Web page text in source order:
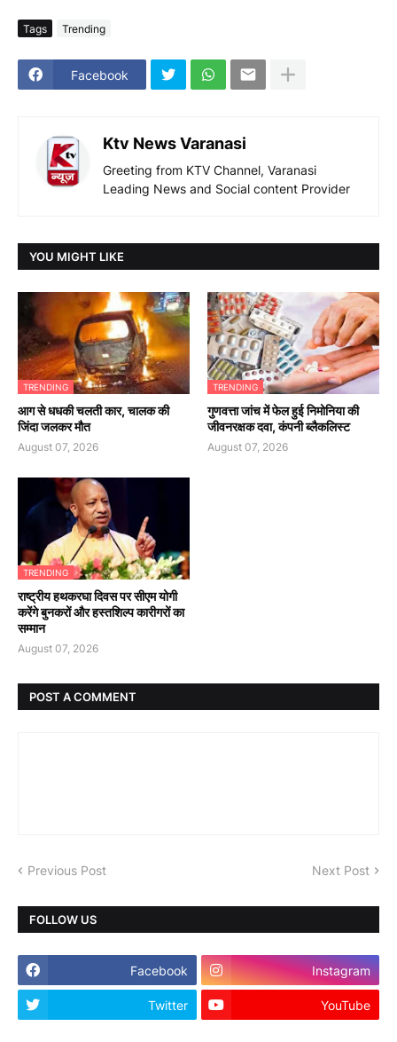
Tags Trending
Facebook
Ktv News Varanasi
Greeting from KTV Channel, Varanasi
Leading News and Social content Provider
YOU MIGHT LIKE
TRENDING
आग से धधकी चलती कार, चालक की
जिंदा जलकर मौत
August 07, 2026
TRENDING
गुणवत्ता जांच में फेल हुई निमोनिया की
जीवनरक्षक दवा, कंपनी ब्लैकलिस्ट
August 07, 2026
TRENDING
राष्ट्रीय हथकरघा दिवस पर सीएम योगी
करेंगे बुनकरों और हस्तशिल्प कारीगरों का
सम्मान
August 07, 2026
POST A COMMENT
Previous Post Next Post
FOLLOW US
Facebook Instagram
Twitter YouTube